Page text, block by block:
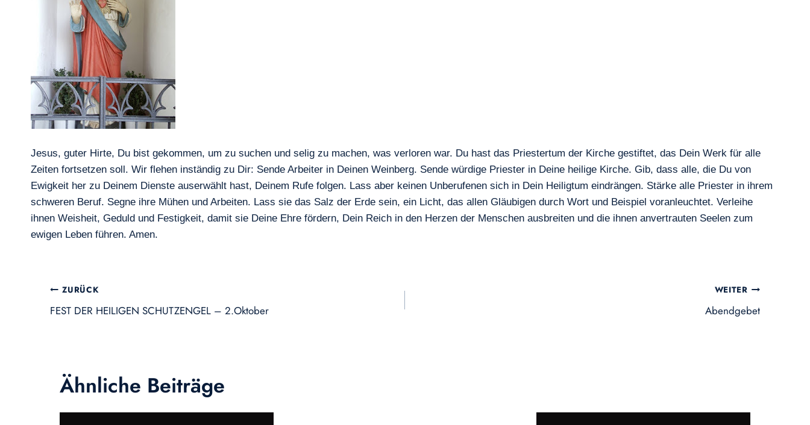
Jesus, guter Hirte, Du bist gekommen, um zu suchen und selig zu machen, was verloren war. Du hast das Priestertum der Kirche gestiftet, das Dein Werk für alle
Zeiten fortsetzen soll. Wir flehen inständig zu Dir: Sende Arbeiter in Deinen Weinberg. Sende würdige Priester in Deine heilige Kirche. Gib, dass alle, die Du von
Ewigkeit her zu Deinem Dienste auserwählt hast, Deinem Rufe folgen. Lass aber keinen Unberufenen sich in Dein Heiligtum eindrängen. Stärke alle Priester in ihrem
schweren Beruf. Segne ihre Mühen und Arbeiten. Lass sie das Salz der Erde sein, ein Licht, das allen Gläubigen durch Wort und Beispiel voranleuchtet. Verleihe
ihnen Weisheit, Geduld und Festigkeit, damit sie Deine Ehre fördern, Dein Reich in den Herzen der Menschen ausbreiten und die ihnen anvertrauten Seelen zum
ewigen Leben führen. Amen.
Beitragsnavigation
ZURÜCK
FEST DER HEILIGEN SCHUTZENGEL – 2.Oktober
WEITER
Abendgebet
Ähnliche Beiträge